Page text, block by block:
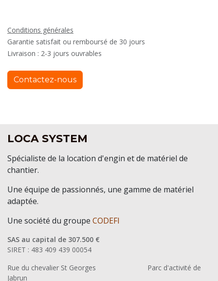
Conditions générales
Garantie satisfait ou remboursé de 30 jours
Livraison : 2-3 jours ouvrables
Contactez-nous
LOCA SYSTEM
Spécialiste de la location d'engin et de matériel de
chantier.
Une équipe de passionnés, une gamme de matériel
adaptée.
Une société du groupe CODEFI
SAS au capital de 307.500 €
SIRET : 483 409 439 00054
Rue du chevalier St Georges
​Parc d'activité de
Jabrun